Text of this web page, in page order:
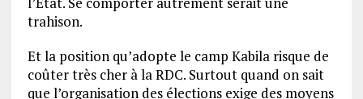
trahison.
Et la position qu’adopte le camp Kabila risque de
coûter très cher à la RDC. Surtout quand on sait
que l’organisation des élections exige des moyens